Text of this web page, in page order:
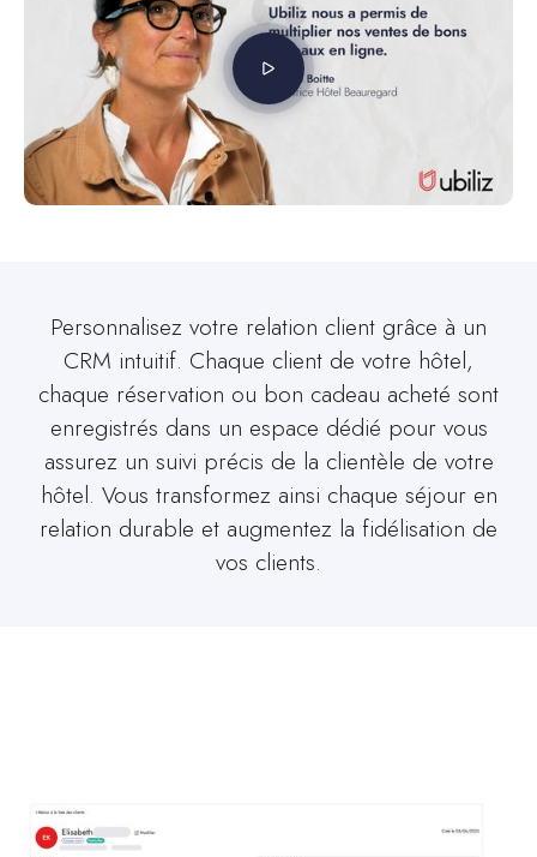
Personnalisez votre relation client grâce à un
CRM intuitif. Chaque client de votre hôtel,
chaque réservation ou bon cadeau acheté sont
enregistrés dans un espace dédié pour vous
assurez un suivi précis de la clientèle de votre
hôtel. Vous transformez ainsi chaque séjour en
relation durable et augmentez la fidélisation de
vos clients.